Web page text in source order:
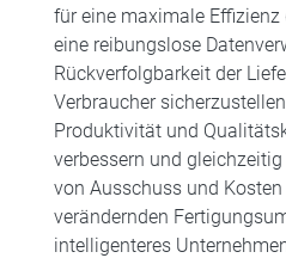
für eine maximale Effizienz
eine reibungslose
Rückverfolgbarkeit der
Verbraucher
Produktivität und
verbessern und
von Ausschuss und
verändernden
intelligenteres